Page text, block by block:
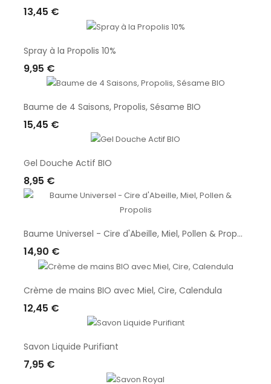
13,45 €
Ajouter Au Panier
Spray à la Propolis 10%
9,95 €
Ajouter Au Panier
Baume de 4 Saisons, Propolis, Sésame BIO
15,45 €
Ajouter Au Panier
Gel Douche Actif BIO
8,95 €
Ajouter Au Panier
Baume Universel - Cire d'Abeille, Miel, Pollen & Propolis
14,90 €
Ajouter Au Panier
Crème de mains BIO avec Miel, Cire, Calendula
12,45 €
Ajouter Au Panier
Savon Liquide Purifiant
7,95 €